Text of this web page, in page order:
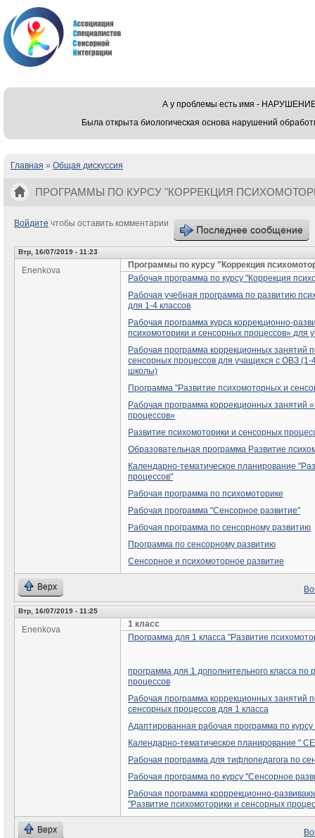
А у проблемы есть имя -
Была открыта биологическая основа нарушений
Вы здесь
Главная » Общая дискуссия
ПРОГРАММЫ ПО КУРСУ "КОРРЕКЦИЯ
Войдите чтобы оставить комментарии
Последнее сообщение
Втр, 16/07/2019 - 11:23
Enenkova
Программы по курсу "Коррекция
Рабочая программа по курсу "Коррекция
Рабочая учебная программа по развитию
для 1-4 классов
Рабочая программа курса коррекционно-
психомоторики и сенсорных процессов» для
Рабочая программа коррекционных занятий
сенсорных процессов для учащихся с ОВЗ
школы)
Программа "Развитие психомоторных и
Рабочая программа коррекционных занятий
процессов»
Развитие психомоторики и сенсорных
Образовательная программа Развитие
Календарно-тематическое планирование
процессов"
Рабочая программа по психомоторике
Рабочая программа "Сенсорное развитие"
Рабочая программа по сенсорному развитию
Программа по сенсорному развитию
Сенсорное и психомоторное развитие
Верх
Втр, 16/07/2019 - 11:25
Enenkova
1 класс
Программа для 1 класса "Развитие
программа для 1 дополнительного класса по
процессов
Рабочая программа коррекционных занятий
сенсорных процессов для 1 класса
Адаптированная рабочая программа по
Календарно-тематическое планирование
Рабочая программа для тифлопедагога по
Рабочая программа по курсу "Сенсорное
Рабочая программа корррекционно-
"Развитие психомоторики и сенсорных
Верх